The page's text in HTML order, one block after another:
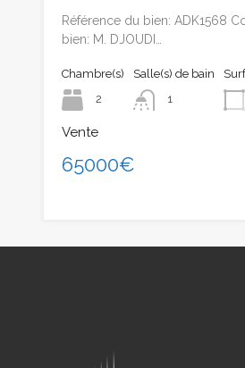
Référence du bien: ADK1568
bien: M. DJOUDI…
Chambre(s)
2
Salle(s) de bain
1
Vente
65000€